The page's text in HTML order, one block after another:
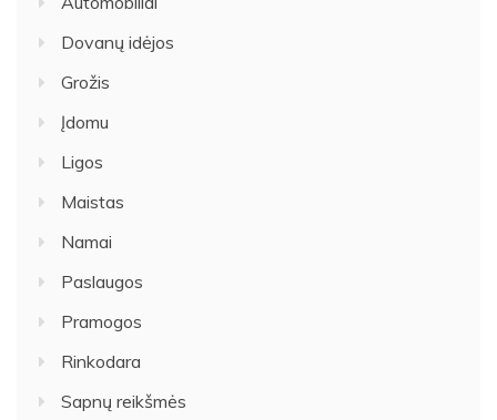
Dovanų idėjos
Grožis
Įdomu
Ligos
Maistas
Namai
Paslaugos
Pramogos
Rinkodara
Sapnų reikšmės